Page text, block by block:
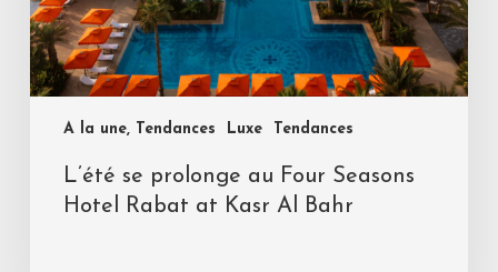
A la une, Tendances Luxe Tendances
L’été se prolonge au Four Seasons
Hotel Rabat at Kasr Al Bahr